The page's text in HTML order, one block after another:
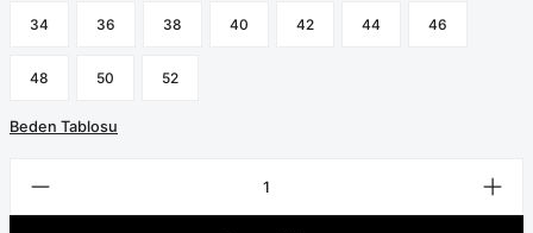
Likralı
Scrubs
Likralı Scrubs Alt
Forma Renkleri
34 36 38 40 42 44 46
48 50 52
Beden Tablosu